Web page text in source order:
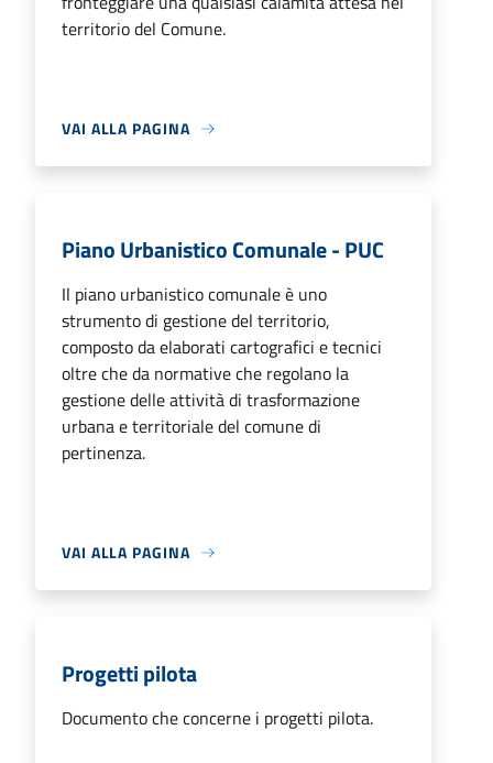
territorio del Comune.
VAI ALLA PAGINA
Piano Urbanistico Comunale - PUC
Il piano urbanistico comunale è uno
strumento di gestione del territorio,
composto da elaborati cartografici e tecnici
oltre che da normative che regolano la
gestione delle attività di trasformazione
urbana e territoriale del comune di
pertinenza.
VAI ALLA PAGINA
Progetti pilota
Documento che concerne i progetti pilota.